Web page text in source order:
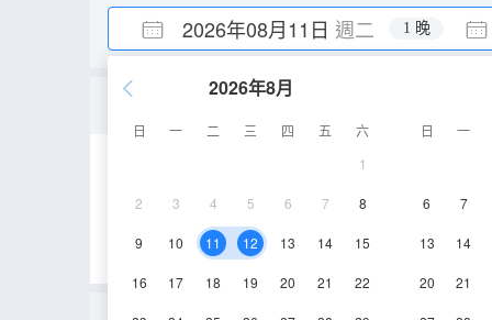
2026年08月11日 週二 1 晚
2026年8月
日 一 二 三 四 五
六
1
2 3 4 5 6 7 8
9 10 11 12 13 14 15
16 17 18 19 20 21 22
日 一
6 7
13 14
20 21
35-40㎡